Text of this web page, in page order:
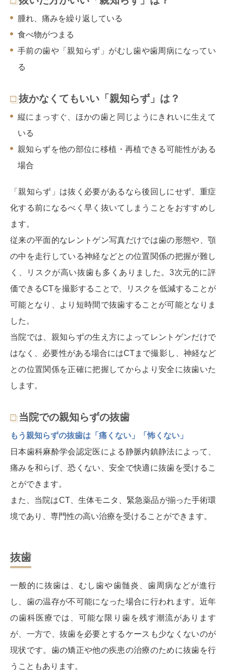
腫れ、痛みを繰り返している
食べ物がつまる
手前の歯や「親知らず」がむし歯や歯周病になってい
る
抜かなくてもいい「親知らず」は？
縦にまっすぐ、ほかの歯と同じようにきれいに生えて
いる
親知らずを他の部位に移植・再植できる可能性がある
場合
「親知らず」は抜く必要があるなら後回しにせず、重症
化する前になるべく早く抜いてしまうことをおすすめし
ます。
従来の平面的なレントゲン写真だけでは歯の形態や、顎
の中を走行している神経などとの位置関係の把握が難し
く、リスクが高い抜歯も多くありました。3次元的に評
価できるCTを撮影することで、リスクを低減することが
可能となり、より短時間で抜歯することが可能となりま
した。
当院では、親知らずの生え方によってレントゲンだけで
はなく、必要性がある場合にはCTまで撮影し、神経など
との位置関係を正確に把握してからより安全に抜歯いた
します。
当院での親知らずの抜歯
もう親知らずの抜歯は「痛くない」「怖くない」
日本歯科麻酔学会認定医による静脈内鎮静法によって、
痛みを和らげ、恐くない、安全で快適に抜歯を受けるこ
とができます。
また、当院はCT、生体モニタ、緊急薬品が揃った手術環
境であり、専門性の高い治療を受けることができます。
抜歯
一般的に抜歯は、むし歯や歯髄炎、歯周病などが進行
し、歯の温存が不可能になった場合に行われます。近年
の歯科医療では、可能な限り歯を残す潮流があります
が、一方で、抜歯を必要とするケースも少なくないのが
現状です。歯の矯正や他の疾患の治療のために抜歯を行
うこともあります。